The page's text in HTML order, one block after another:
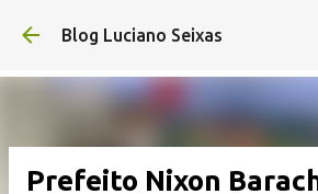
Pular para o conteúdo
Blog Luciano Seixas
Prefeito Nixon